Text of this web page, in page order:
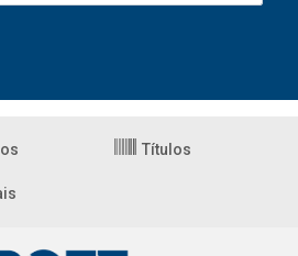
Títulos